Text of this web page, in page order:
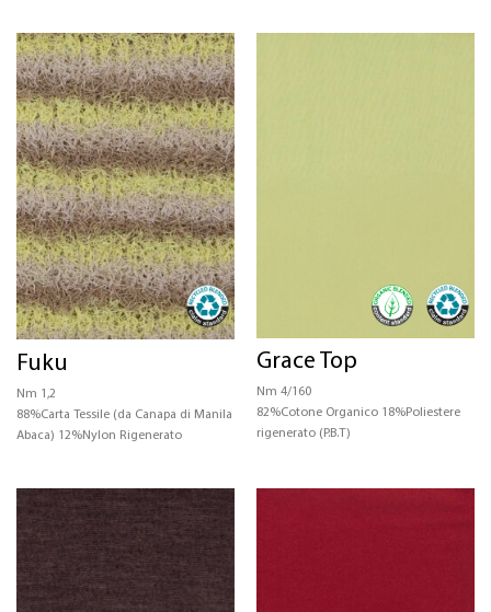
Fuku
Nm 1,2
88%Carta Tessile (da Canapa di Manila
Abaca) 12%Nylon Rigenerato
Grace Top
Nm 4/160
82%Cotone Organico 18%Poliestere
rigenerato (P.B.T)